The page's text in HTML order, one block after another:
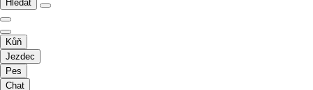
Hledat
Kůň
Jezdec
Pes
Chat